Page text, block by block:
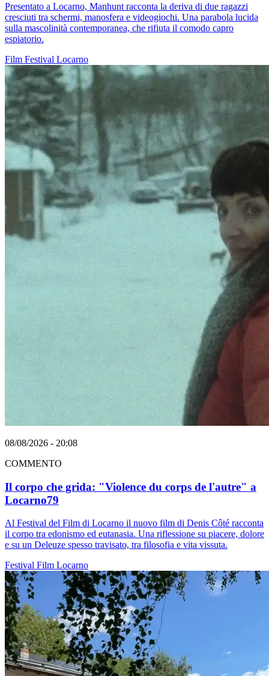
Presentato a Locarno, Manhunt racconta la deriva di due ragazzi
cresciuti tra schermi, manosfera e videogiochi. Una parabola lucida
sulla mascolinità contemporanea, che rifiuta il comodo capro
espiatorio.
Film Festival Locarno
08/08/2026 - 20:08
COMMENTO
Il corpo che grida: "Violence du corps de l'autre" a
Locarno79
Al Festival del Film di Locarno il nuovo film di Denis Côté racconta
il corpo tra edonismo ed eutanasia. Una riflessione su piacere, dolore
e su un Deleuze spesso travisato, tra filosofia e vita vissuta.
Festival Film Locarno